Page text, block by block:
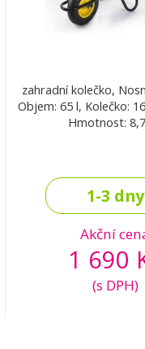
zahradní kolečko,
Objem: 65 l, Kolečko:
Hmotnost:
1-3 dny
Akční
1 690
(s DPH)